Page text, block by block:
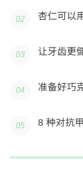
杏仁可以
让牙齿更
准备好巧
8 种对抗